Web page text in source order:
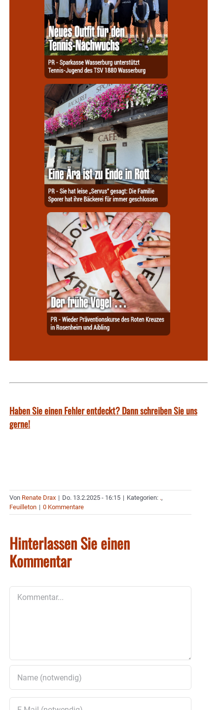
Haben Sie einen Fehler entdeckt? Dann schreiben Sie uns
gerne!
Von Renate Drax | Do. 13.2.2025 - 16:15 | Kategorien: .,
Feuilleton | 0 Kommentare
Hinterlassen Sie einen
Kommentar